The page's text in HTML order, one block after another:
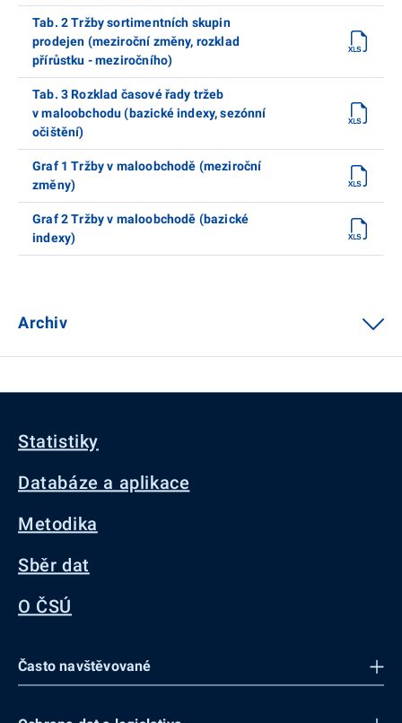
Tab. 2 Tržby sortimentních skupin
prodejen (meziroční změny, rozklad
přírůstku - meziročního)
Tab. 3 Rozklad časové řady tržeb
v maloobchodu (bazické indexy, sezónní
očištění)
Graf 1 Tržby v maloobchodě (meziroční
změny)
Graf 2 Tržby v maloobchodě (bazické
indexy)
Archiv
Statistiky
Databáze a aplikace
Metodika
Sběr dat
O ČSÚ
Často navštěvované